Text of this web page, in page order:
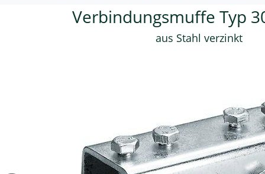
Verbindungsmuffe Typ
aus Stahl verzinkt